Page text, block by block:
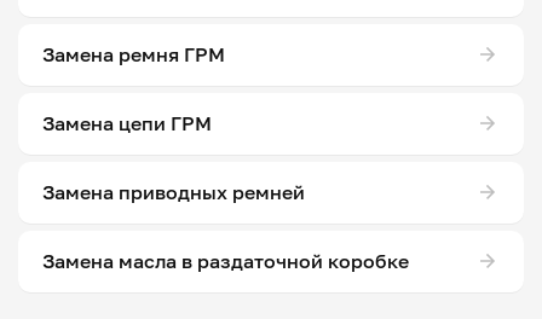
Замена ремня ГРМ
Замена цепи ГРМ
Замена приводных ремней
Замена масла в раздаточной коробке